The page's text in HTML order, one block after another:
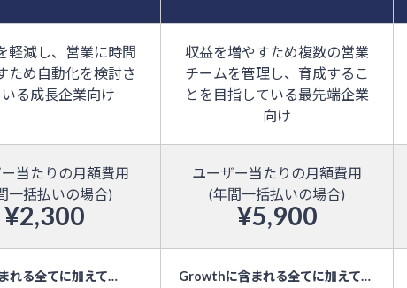
軽減し、営業に時間
ため自動化を検討さ
る成長企業向け
収益を増やすため複数の営業
チームを管理し、育成するこ
とを目指している最先端企業
向け
当たりの月額費用
一括払いの場合)
¥2,300
ユーザー当たりの月額費用
(年間一括払いの場合)
¥5,900
れる全てに加えて… Growthに含まれる全てに加えて…